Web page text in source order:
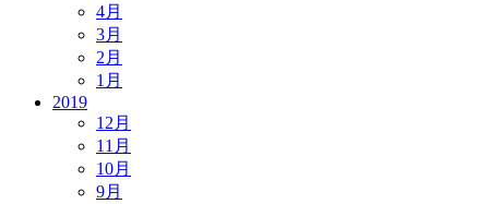
4月
3月
2月
1月
2019
12月
11月
10月
9月